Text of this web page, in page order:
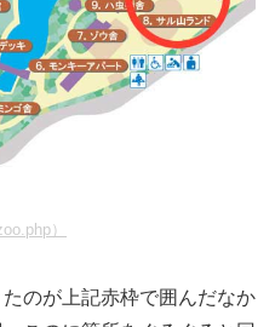
）
のが上記赤枠で囲んだなか